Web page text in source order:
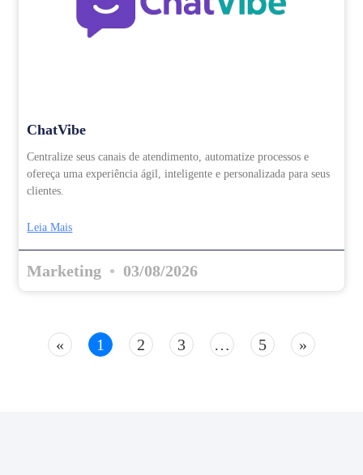
ChatVibe
Centralize seus canais de atendimento, automatize processos e
ofereça uma experiência ágil, inteligente e personalizada para seus
clientes.
Leia Mais
Marketing 03/08/2026
« 1 2 3 … 5 »